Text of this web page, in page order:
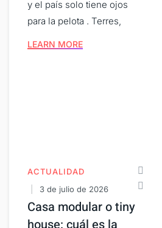
y el país solo tiene ojos
para la pelota . Terres,
LEARN MORE
ACTUALIDAD
3 de julio de 2026
Casa modular o tiny
house: cuál es la